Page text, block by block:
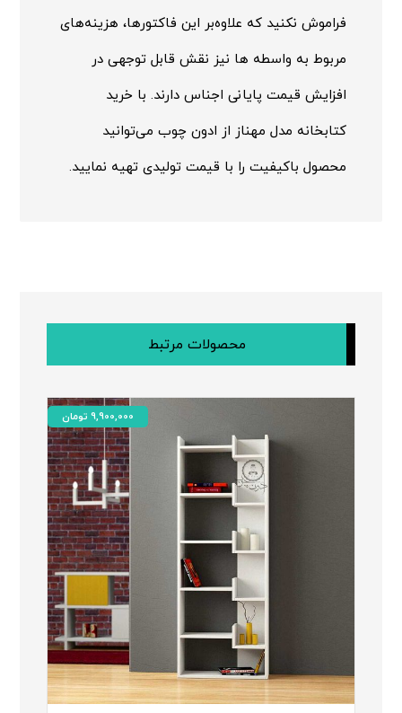
فراموش نکنید که علاوه‌بر این فاکتورها، هزینه‌های
مربوط به واسطه ها نیز نقش قابل توجهی در
افزایش قیمت پایانی اجناس دارند. با خرید
کتابخانه مدل مهناز از ادون چوب می‌توانید
محصول باکیفیت را با قیمت تولیدی تهیه نمایید.
محصولات مرتبط
9,900,000 تومان